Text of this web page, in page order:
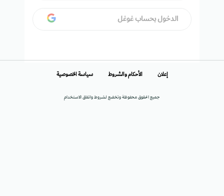
الدخول بحساب غوغل
جميع الحقوق محفوظة وتخضع لشروط واتفاق الاستخدام
إعلان الأحكام والشروط سياسة الخصوصية